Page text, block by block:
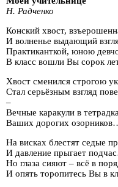
Н. Радченко
Конский хвост,
И волненье выдающий
Практиканткой, юною
В класс вошли Вы сорок
Хвост сменился строгою
Стал серьёзным взгляд
–
Вечные каракули в
Ваших дорогих
На висках блестят седые
И давление прыгает
Но глаза сияют – всё в
И опять торопитесь Вы в